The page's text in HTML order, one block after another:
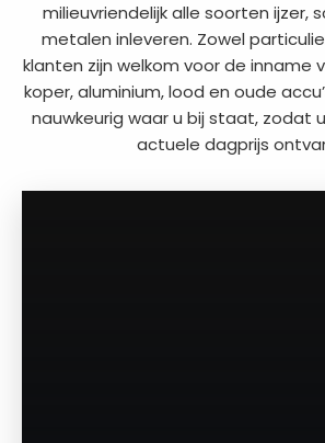
milieuvriendelijk alle soorten ijzer,
metalen inleveren. Zowel
klanten zijn welkom voor de inname
koper, aluminium, lood en oude
nauwkeurig waar u bij staat, zodat
actuele dagprijs